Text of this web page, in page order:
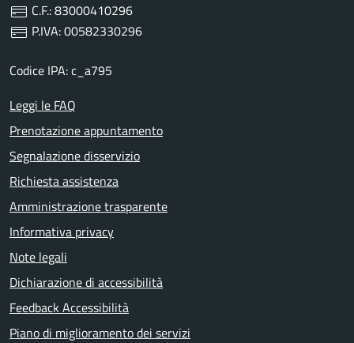
C.F.: 83000410296
P.IVA: 00582330296
Codice IPA: c_a795
Leggi le FAQ
Prenotazione appuntamento
Segnalazione disservizio
Richiesta assistenza
Amministrazione trasparente
Informativa privacy
Note legali
Dichiarazione di accessibilità
Feedback Accessibilità
Piano di miglioramento dei servizi